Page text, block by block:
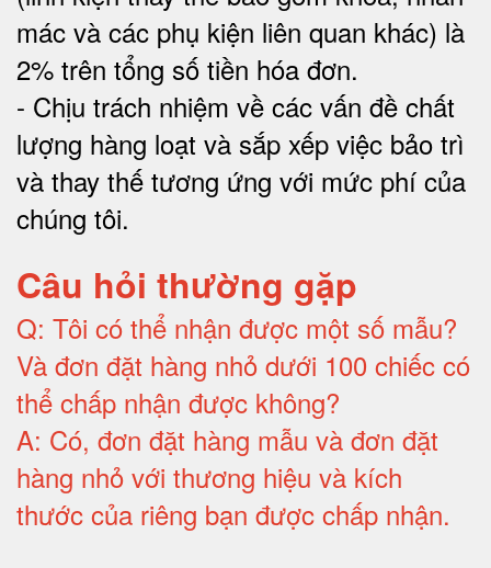
mác và các phụ kiện liên quan khác) là
2% trên tổng số tiền hóa đơn.
- Chịu trách nhiệm về các vấn đề chất
lượng hàng loạt và sắp xếp việc bảo trì
và thay thế tương ứng với mức phí của
chúng tôi.
Câu hỏi thường gặp
Q: Tôi có thể nhận được một số mẫu?
Và đơn đặt hàng nhỏ dưới 100 chiếc có
thể chấp nhận được không?
A: Có, đơn đặt hàng mẫu và đơn đặt
hàng nhỏ với thương hiệu và kích
thước của riêng bạn được chấp nhận.